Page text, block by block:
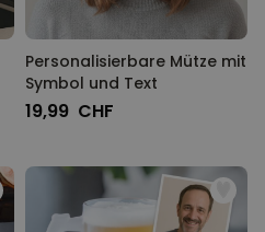
Personalisierbare Mütze mit
Symbol und Text
19,99 CHF